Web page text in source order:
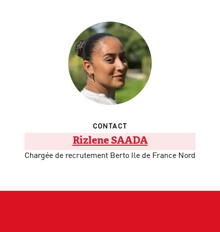
CONTACT
Rizlene SAADA
Chargée de recrutement Berto Ile de France Nord